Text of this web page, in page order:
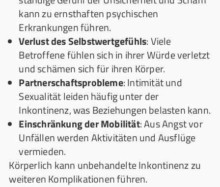
kann zu ernsthaften psychischen
Erkrankungen führen.
Verlust des Selbstwertgefühls: Viele
Betroffene fühlen sich in ihrer Würde verletzt
und schämen sich für ihren Körper.
Partnerschaftsprobleme: Intimität und
Sexualität leiden häufig unter der
Inkontinenz, was Beziehungen belasten kann.
Einschränkung der Mobilität: Aus Angst vor
Unfällen werden Aktivitäten und Ausflüge
vermieden.
Körperlich kann unbehandelte Inkontinenz zu
weiteren Komplikationen führen.